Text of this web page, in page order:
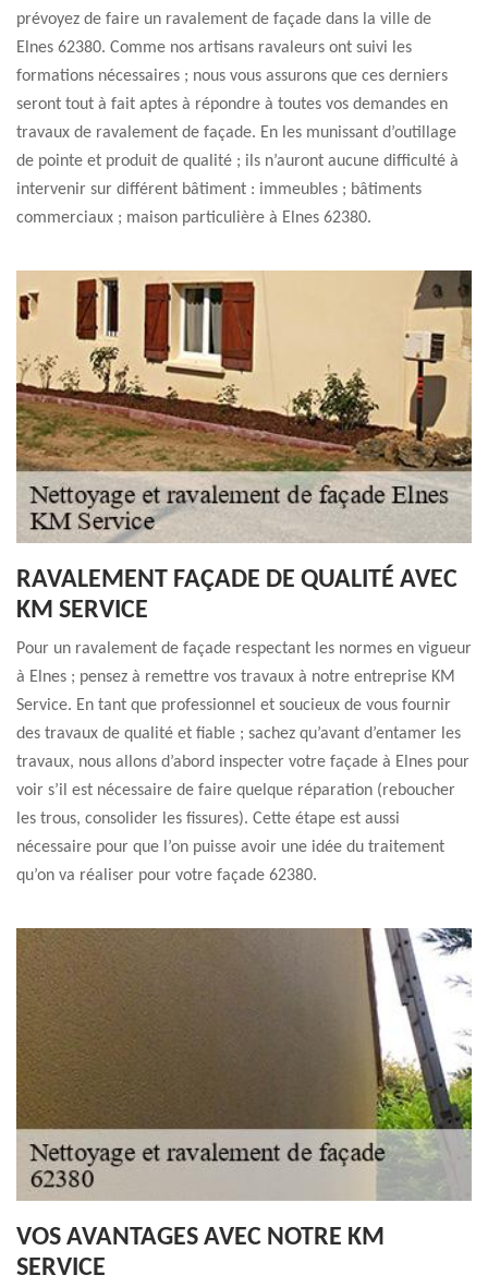
prévoyez de faire un ravalement de façade dans la ville de
Elnes 62380. Comme nos artisans ravaleurs ont suivi les
formations nécessaires ; nous vous assurons que ces derniers
seront tout à fait aptes à répondre à toutes vos demandes en
travaux de ravalement de façade. En les munissant d’outillage
de pointe et produit de qualité ; ils n’auront aucune difficulté à
intervenir sur différent bâtiment : immeubles ; bâtiments
commerciaux ; maison particulière à Elnes 62380.
RAVALEMENT FAÇADE DE QUALITÉ AVEC
KM SERVICE
Pour un ravalement de façade respectant les normes en vigueur
à Elnes ; pensez à remettre vos travaux à notre entreprise KM
Service. En tant que professionnel et soucieux de vous fournir
des travaux de qualité et fiable ; sachez qu’avant d’entamer les
travaux, nous allons d’abord inspecter votre façade à Elnes pour
voir s’il est nécessaire de faire quelque réparation (reboucher
les trous, consolider les fissures). Cette étape est aussi
nécessaire pour que l’on puisse avoir une idée du traitement
qu’on va réaliser pour votre façade 62380.
VOS AVANTAGES AVEC NOTRE KM
SERVICE